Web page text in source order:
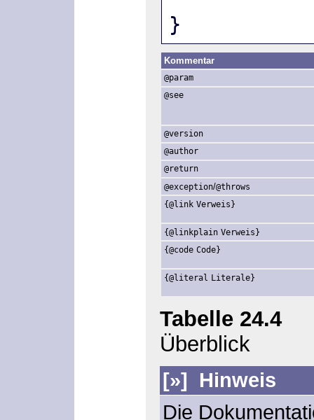
}
Kommentar
@param
@see
@version
@author
@return
@exception/@throws
{@link Verweis}
{@linkplain Verweis}
{@code Code}
{@literal Literale}
Tabelle 24.4
Überblick
[»] Hinweis
Die